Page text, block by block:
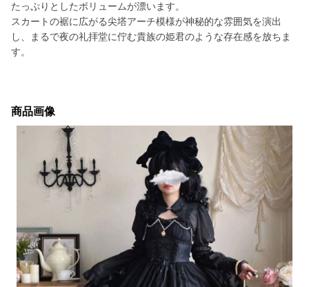
たっぷりとしたボリュームが漂います。
スカートの裾に広がる尖塔アーチ模様が神秘的な雰囲気を演出
し、まるで夜の礼拝堂に佇む貴族の姫君のような存在感を放ちま
す。
商品画像